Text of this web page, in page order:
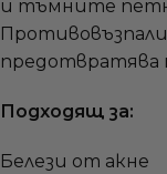
и тъмните
предотвратява
Подходящ за:
Белези от акне